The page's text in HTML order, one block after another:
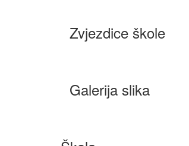
Zvjezdice škole
Galerija slika